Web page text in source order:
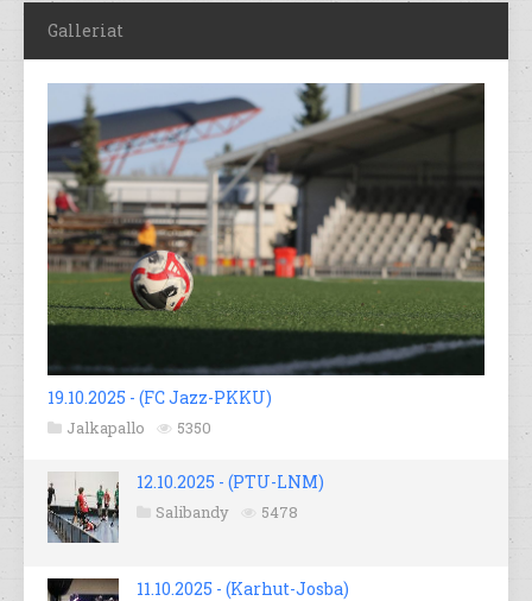
Galleriat
19.10.2025 - (FC Jazz-PKKU)
Jalkapallo 5350
12.10.2025 - (PTU-LNM)
Salibandy 5478
11.10.2025 - (Karhut-Josba)